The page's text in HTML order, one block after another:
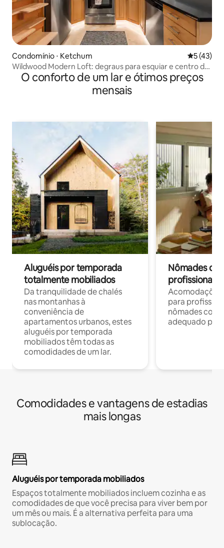
Condomínio ⋅ Ketchum 5 de uma
5 (43)
Wildwood Modern Loft: degraus para esquiar e centro da
cidade
O conforto de um lar e ótimos preços
mensais
Aluguéis por temporada
totalmente mobiliados
Da tranquilidade de chalés
nas montanhas à
conveniência de
apartamentos urbanos, estes
aluguéis por temporada
mobiliados têm todas as
comodidades de um lar.
Nômades
profissionais
para
nômades com
adequado
Comodidades e vantagens de estadias
mais longas
Aluguéis por temporada mobiliados
Espaços totalmente mobiliados incluem cozinha e as
comodidades de que você precisa para viver bem por
um mês ou mais. É a alternativa perfeita para uma
sublocação.